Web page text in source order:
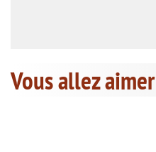
Vous allez aimer